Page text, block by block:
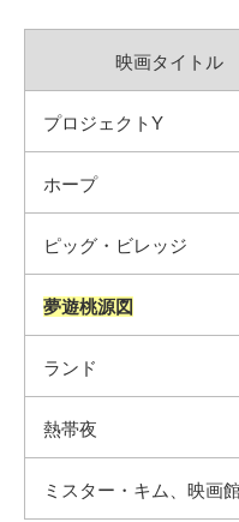
映画タイトル
プロジェクトY
ホープ
ピッグ・ビレッジ
夢遊桃源図
ランド
熱帯夜
ミスター・キム、映画